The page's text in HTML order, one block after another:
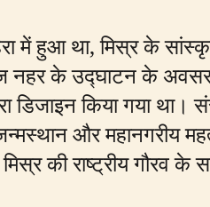
में हुआ था, मिस्र के
के उद्घाटन के अवसर
डिजाइन किया गया
और महानगरीय
की राष्ट्रीय गौरव